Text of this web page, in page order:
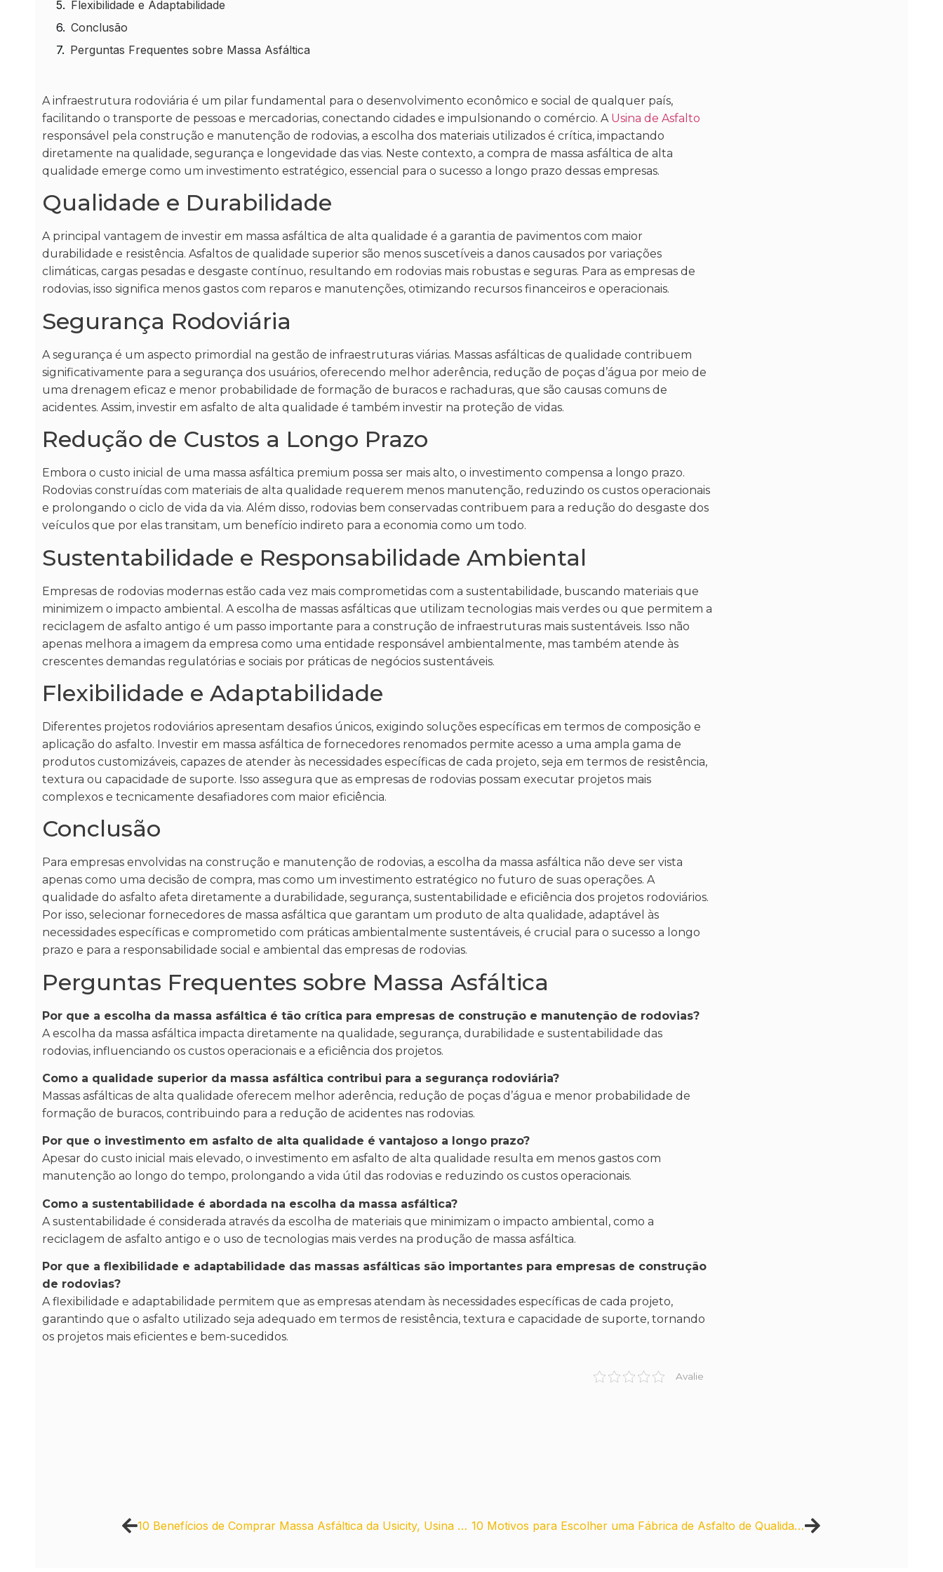
Flexibilidade e Adaptabilidade
Conclusão
Perguntas Frequentes sobre Massa Asfáltica
A infraestrutura rodoviária é um pilar fundamental para o desenvolvimento econômico e social de qualquer país,
facilitando o transporte de pessoas e mercadorias, conectando cidades e impulsionando o comércio. A Usina de Asfalto
responsável pela construção e manutenção de rodovias, a escolha dos materiais utilizados é crítica, impactando
diretamente na qualidade, segurança e longevidade das vias. Neste contexto, a compra de massa asfáltica de alta
qualidade emerge como um investimento estratégico, essencial para o sucesso a longo prazo dessas empresas.
Qualidade e Durabilidade
A principal vantagem de investir em massa asfáltica de alta qualidade é a garantia de pavimentos com maior
durabilidade e resistência. Asfaltos de qualidade superior são menos suscetíveis a danos causados por variações
climáticas, cargas pesadas e desgaste contínuo, resultando em rodovias mais robustas e seguras. Para as empresas de
rodovias, isso significa menos gastos com reparos e manutenções, otimizando recursos financeiros e operacionais.
Segurança Rodoviária
A segurança é um aspecto primordial na gestão de infraestruturas viárias. Massas asfálticas de qualidade contribuem
significativamente para a segurança dos usuários, oferecendo melhor aderência, redução de poças d’água por meio de
uma drenagem eficaz e menor probabilidade de formação de buracos e rachaduras, que são causas comuns de
acidentes. Assim, investir em asfalto de alta qualidade é também investir na proteção de vidas.
Redução de Custos a Longo Prazo
Embora o custo inicial de uma massa asfáltica premium possa ser mais alto, o investimento compensa a longo prazo.
Rodovias construídas com materiais de alta qualidade requerem menos manutenção, reduzindo os custos operacionais
e prolongando o ciclo de vida da via. Além disso, rodovias bem conservadas contribuem para a redução do desgaste dos
veículos que por elas transitam, um benefício indireto para a economia como um todo.
Sustentabilidade e Responsabilidade Ambiental
Empresas de rodovias modernas estão cada vez mais comprometidas com a sustentabilidade, buscando materiais que
minimizem o impacto ambiental. A escolha de massas asfálticas que utilizam tecnologias mais verdes ou que permitem a
reciclagem de asfalto antigo é um passo importante para a construção de infraestruturas mais sustentáveis. Isso não
apenas melhora a imagem da empresa como uma entidade responsável ambientalmente, mas também atende às
crescentes demandas regulatórias e sociais por práticas de negócios sustentáveis.
Flexibilidade e Adaptabilidade
Diferentes projetos rodoviários apresentam desafios únicos, exigindo soluções específicas em termos de composição e
aplicação do asfalto. Investir em massa asfáltica de fornecedores renomados permite acesso a uma ampla gama de
produtos customizáveis, capazes de atender às necessidades específicas de cada projeto, seja em termos de resistência,
textura ou capacidade de suporte. Isso assegura que as empresas de rodovias possam executar projetos mais
complexos e tecnicamente desafiadores com maior eficiência.
Conclusão
Para empresas envolvidas na construção e manutenção de rodovias, a escolha da massa asfáltica não deve ser vista
apenas como uma decisão de compra, mas como um investimento estratégico no futuro de suas operações. A
qualidade do asfalto afeta diretamente a durabilidade, segurança, sustentabilidade e eficiência dos projetos rodoviários.
Por isso, selecionar fornecedores de massa asfáltica que garantam um produto de alta qualidade, adaptável às
necessidades específicas e comprometido com práticas ambientalmente sustentáveis, é crucial para o sucesso a longo
prazo e para a responsabilidade social e ambiental das empresas de rodovias.
Perguntas Frequentes sobre Massa Asfáltica
Por que a escolha da massa asfáltica é tão crítica para empresas de construção e manutenção de rodovias?
A escolha da massa asfáltica impacta diretamente na qualidade, segurança, durabilidade e sustentabilidade das
rodovias, influenciando os custos operacionais e a eficiência dos projetos.
Como a qualidade superior da massa asfáltica contribui para a segurança rodoviária?
Massas asfálticas de alta qualidade oferecem melhor aderência, redução de poças d’água e menor probabilidade de
formação de buracos, contribuindo para a redução de acidentes nas rodovias.
Por que o investimento em asfalto de alta qualidade é vantajoso a longo prazo?
Apesar do custo inicial mais elevado, o investimento em asfalto de alta qualidade resulta em menos gastos com
manutenção ao longo do tempo, prolongando a vida útil das rodovias e reduzindo os custos operacionais.
Como a sustentabilidade é abordada na escolha da massa asfáltica?
A sustentabilidade é considerada através da escolha de materiais que minimizam o impacto ambiental, como a
reciclagem de asfalto antigo e o uso de tecnologias mais verdes na produção de massa asfáltica.
Por que a flexibilidade e adaptabilidade das massas asfálticas são importantes para empresas de construção
de rodovias?
A flexibilidade e adaptabilidade permitem que as empresas atendam às necessidades específicas de cada projeto,
garantindo que o asfalto utilizado seja adequado em termos de resistência, textura e capacidade de suporte, tornando
os projetos mais eficientes e bem-sucedidos.
Avalie
10 Benefícios de Comprar Massa Asfáltica da Usicity, Usina de Asfalto 10 Motivos para Escolher uma Fábrica de Asfalto de Qualidade